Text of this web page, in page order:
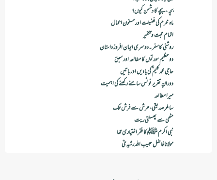
بچہ ،بچے کا دشمن کیوں؟
ماہ محرم کی فضیلت اور مسنون اعمال
اتمام حجت وتکفیر
روشنی کاسفر۔دوسری ایمان افروز داستان
دوعظیم سورتوں کا مطالعہ اور سبق
حاجی محمدکلیم ؒ کی یادیں اور باتیں
دورانِ تقریر نوٹس سامنے رکھنے کی اہمیت
میرا مطالعہ
ساغرصدیقی،عرش سے فرش تک
مٹھی سے پھسلتی ریت
نبی اکرم ﷺ کا فقر اختیاری تھا
مولانا فاضل حبیب اللہ رشیدیؒ